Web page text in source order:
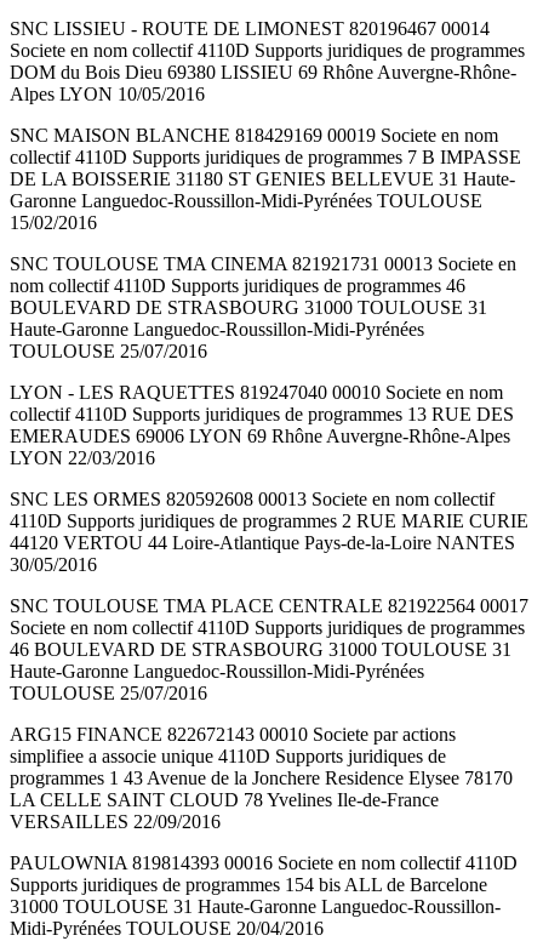
SNC LISSIEU - ROUTE DE LIMONEST 820196467 00014
Societe en nom collectif 4110D Supports juridiques de programmes
DOM du Bois Dieu 69380 LISSIEU 69 Rhône Auvergne-Rhône-
Alpes LYON 10/05/2016
SNC MAISON BLANCHE 818429169 00019 Societe en nom
collectif 4110D Supports juridiques de programmes 7 B IMPASSE
DE LA BOISSERIE 31180 ST GENIES BELLEVUE 31 Haute-
Garonne Languedoc-Roussillon-Midi-Pyrénées TOULOUSE
15/02/2016
SNC TOULOUSE TMA CINEMA 821921731 00013 Societe en
nom collectif 4110D Supports juridiques de programmes 46
BOULEVARD DE STRASBOURG 31000 TOULOUSE 31
Haute-Garonne Languedoc-Roussillon-Midi-Pyrénées
TOULOUSE 25/07/2016
LYON - LES RAQUETTES 819247040 00010 Societe en nom
collectif 4110D Supports juridiques de programmes 13 RUE DES
EMERAUDES 69006 LYON 69 Rhône Auvergne-Rhône-Alpes
LYON 22/03/2016
SNC LES ORMES 820592608 00013 Societe en nom collectif
4110D Supports juridiques de programmes 2 RUE MARIE CURIE
44120 VERTOU 44 Loire-Atlantique Pays-de-la-Loire NANTES
30/05/2016
SNC TOULOUSE TMA PLACE CENTRALE 821922564 00017
Societe en nom collectif 4110D Supports juridiques de programmes
46 BOULEVARD DE STRASBOURG 31000 TOULOUSE 31
Haute-Garonne Languedoc-Roussillon-Midi-Pyrénées
TOULOUSE 25/07/2016
ARG15 FINANCE 822672143 00010 Societe par actions
simplifiee a associe unique 4110D Supports juridiques de
programmes 1 43 Avenue de la Jonchere Residence Elysee 78170
LA CELLE SAINT CLOUD 78 Yvelines Ile-de-France
VERSAILLES 22/09/2016
PAULOWNIA 819814393 00016 Societe en nom collectif 4110D
Supports juridiques de programmes 154 bis ALL de Barcelone
31000 TOULOUSE 31 Haute-Garonne Languedoc-Roussillon-
Midi-Pyrénées TOULOUSE 20/04/2016